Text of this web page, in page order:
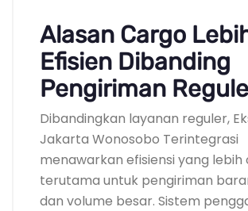
Alasan Cargo
Efisien Dibanding
Pengiriman
Dibandingkan layanan reguler,
Jakarta Wonosobo Terintegrasi
menawarkan efisiensi yang lebih
terutama untuk pengiriman
dan volume besar. Sistem